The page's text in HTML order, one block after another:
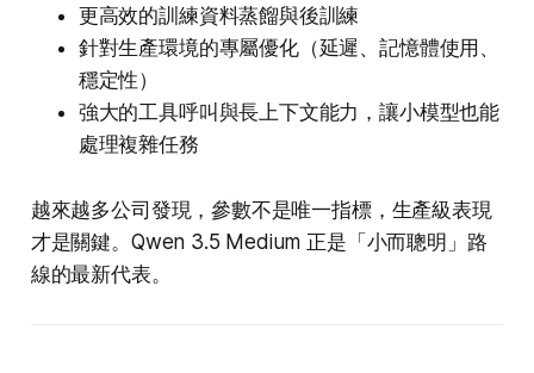
更高效的訓練資料蒸餾與後訓練
針對生產環境的專屬優化（延遲、記憶體使用、
穩定性）
強大的工具呼叫與長上下文能力，讓小模型也能
處理複雜任務
越來越多公司發現，參數不是唯一指標，生產級表現
才是關鍵。Qwen 3.5 Medium 正是「小而聰明」路
線的最新代表。